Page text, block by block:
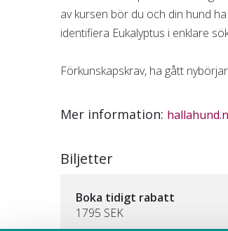
av kursen bör du och din hund
identifiera Eukalyptus i enklare
Förkunskapskrav, ha gått
Mer information:
Biljetter
Boka tidigt rabatt
1795 SEK